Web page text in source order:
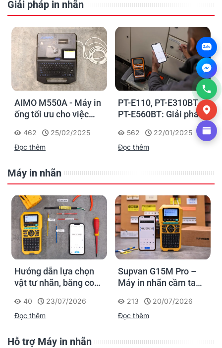
Giải pháp in nhãn
AIMO M550A - Máy in
ống tối ưu cho việc
nhận diện cáp điện,
cáp mạng
462
25/02/2025
Đọc thêm
PT-E110, PT-E310BT,
PT-E560BT: Giải pháp
in nhãn cầm tay công
nghiệp của Brother
562
22/01/2025
Đọc thêm
Máy in nhãn
Hướng dẫn lựa chọn
vật tư nhãn, băng co
Supvan G15M Pro
40
23/07/2026
Đọc thêm
Supvan G15M Pro –
Máy in nhãn cầm tay
dấu một lần, tra cứu
trọn đời công trình
213
20/07/2026
Đọc thêm
Hỗ trợ Máy in nhãn
Zalo